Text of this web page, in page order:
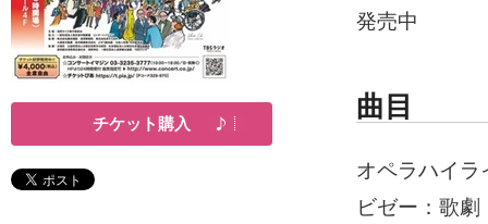
チケット購入
発売中
曲目
オペラハイラ
ビゼー：歌